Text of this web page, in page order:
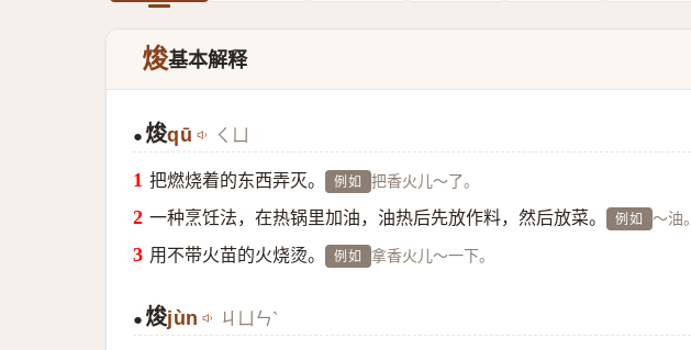
焌基本解释
● 焌qū ㄑㄩ
把燃烧着的东西弄灭。 例如 把香火儿～了。
一种烹饪法，在热锅里加油，油热后先放作料，然后放菜。 例如 ～油
用不带火苗的火烧烫。 例如 拿香火儿～一下。
● 焌jùn ㄐㄩㄣˋ